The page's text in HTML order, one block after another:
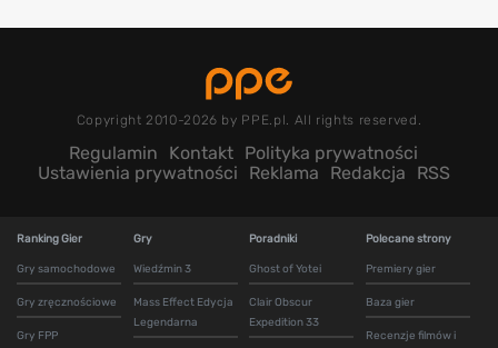
Copyright 2010-2026 by PPE.pl. All rights reserved.
Regulamin Kontakt Polityka prywatności
Ustawienia prywatności
Reklama Redakcja RSS
Ranking Gier
Gry samochodowe
Gry zręcznościowe
Gry FPP
Gry
Wiedźmin 3
Mass Effect Edycja
Legendarna
Poradniki
Ghost of Yotei
Clair Obscur
Expedition 33
Polecane strony
Premiery gier
Baza gier
Recenzje filmów i